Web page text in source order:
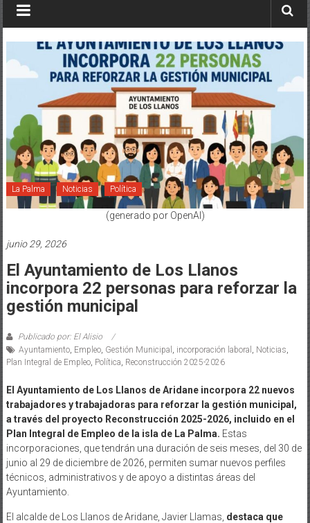
La Palma Noticias Política
(generado por OpenAI)
junio 29, 2026
El Ayuntamiento de Los Llanos
incorpora 22 personas para reforzar la
gestión municipal
Publicado por: El Alisio
Ayuntamiento, Empleo, Gestión Municipal incorporación laboral Noticias
Plan Integral de Empleo, Política Reconstrucción 2025-2026
El Ayuntamiento de Los Llanos de Aridane incorpora 22 nuevos
trabajadores y trabajadoras para reforzar la gestión municipal,
a través del proyecto Reconstrucción 2025-2026, incluido en el
Plan Integral de Empleo de la isla de La Palma. Estas
incorporaciones, que tendrán una duración de seis meses, del 30 de
junio al 29 de diciembre de 2026, permiten sumar nuevos perfiles
técnicos, administrativos y de apoyo a distintas áreas del
Ayuntamiento.
El alcalde de Los Llanos de Aridane, Javier Llamas, destaca que